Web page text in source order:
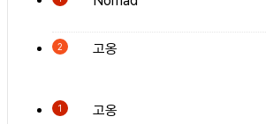
2
고옹
1
고옹